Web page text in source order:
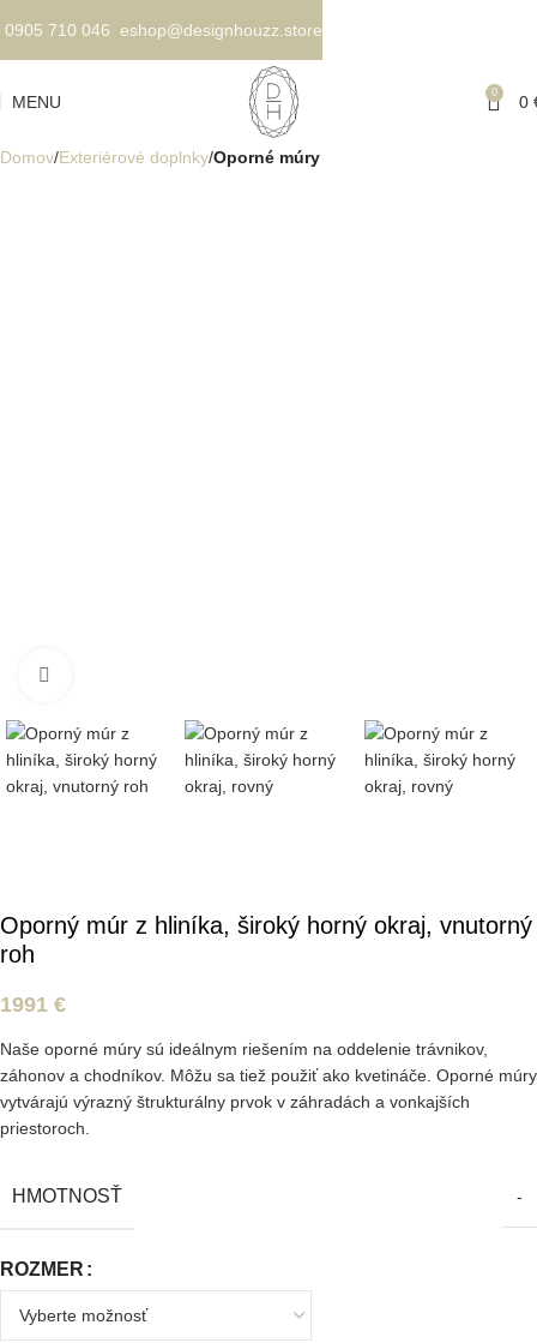
MENU 0 0
Domov Exteriérové doplnky Oporné múry
Oporný múr z hliníka, široký horný okraj, vnutorný
roh
1991 €
Naše oporné múry sú ideálnym riešením na oddelenie trávnikov,
záhonov a chodníkov. Môžu sa tiež použiť ako kvetináče. Oporné múry
vytvárajú výrazný štrukturálny prvok v záhradách a vonkajších
priestoroch.
HMOTNOSŤ -
ROZMER
0905 710 046 eshop@designhouzz.store